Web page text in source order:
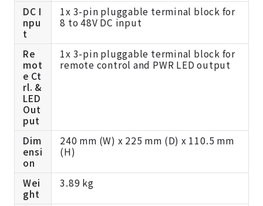
DC I
npu
t
1x 3-pin pluggable terminal block for
8 to 48V DC input
Re
mot
e Ct
rl. &
LED
Out
put
1x 3-pin pluggable terminal block for
remote control and PWR LED output
Dim
ensi
on
240 mm (W) x 225 mm (D) x 110.5 mm
(H)
Wei
ght
3.89 kg